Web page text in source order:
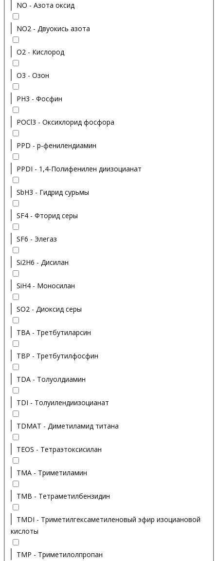
NO - Азота оксид
NO2 - Двуокись азота
O2 - Кислород
O3 - Озон
PH3 - Фосфин
POCl3 - Оксихлорид фосфора
PPD - p-фенилендиамин
PPDI - 1,4-Полифенилен диизоцианат
SbH3 - Гидрид сурьмы
SF4 - Фторид серы
SF6 - Элегаз
Si2H6 - Дисилан
SiH4 - Моносилан
SO2 - Диоксид серы
TBA - Третбутиларсин
TBP - Третбутилфосфин
TDA - Толуолдиамин
TDI - Толуилендиизоцианат
TDMAT - Диметиламид титана
TEOS - Тетраэтоксисилан
TMA - Триметиламин
TMB - Тетраметилбензидин
TMDI - Триметилгексаметиленовый эфир изоциановой
кислоты
TMP - Триметилолпропан